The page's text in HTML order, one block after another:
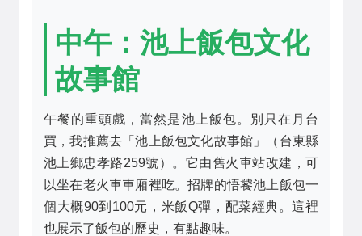
中午：池上飯包文化
故事館
午餐的重頭戲，當然是池上飯包。別只在月台
買，我推薦去「池上飯包文化故事館」（台東縣
池上鄉忠孝路259號）。它由舊火車站改建，可
以坐在老火車車廂裡吃。招牌的悟饕池上飯包一
個大概90到100元，米飯Q彈，配菜經典。這裡
也展示了飯包的歷史，有點趣味。